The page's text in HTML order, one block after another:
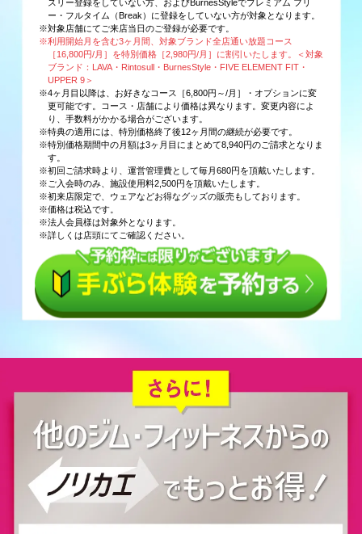
スリー登録をしていない方、およびBurnesStyleでプレミアム フリ
ー・フルタイム（Break）に登録をしていない方が対象となります。
※対象店舗にてご来店当日のご登録が必要です。
※利用開始月を含む3ヶ月間、対象ブランド全店通い放題コース
［16,800円/月］を特別価格［2,980円/月］に割引いたします。＜対象
ブランド：LAVA・Rintosull・BurnesStyle・FIVE ELEMENT FIT・
UPPER 9＞
※4ヶ月目以降は、お好きなコース［6,800円～/月］・オプションに変
更可能です。コース・店舗により価格は異なります。変更内容によ
り、手数料がかかる場合がございます。
※特典の適用には、特別価格終了後12ヶ月間の継続が必要です。
※特別価格期間中の月額は3ヶ月目にまとめて8,940円のご請求となりま
す。
※初回ご請求時より、運営管理費として毎月680円を頂戴いたします。
※ご入会時のみ、施設使用料2,500円を頂戴いたします。
※初来店限定で、ウェアなどお得なグッズの販売もしております。
※価格は税込です。
※法人会員様は対象外となります。
※詳しくは店頭にてご確認ください。